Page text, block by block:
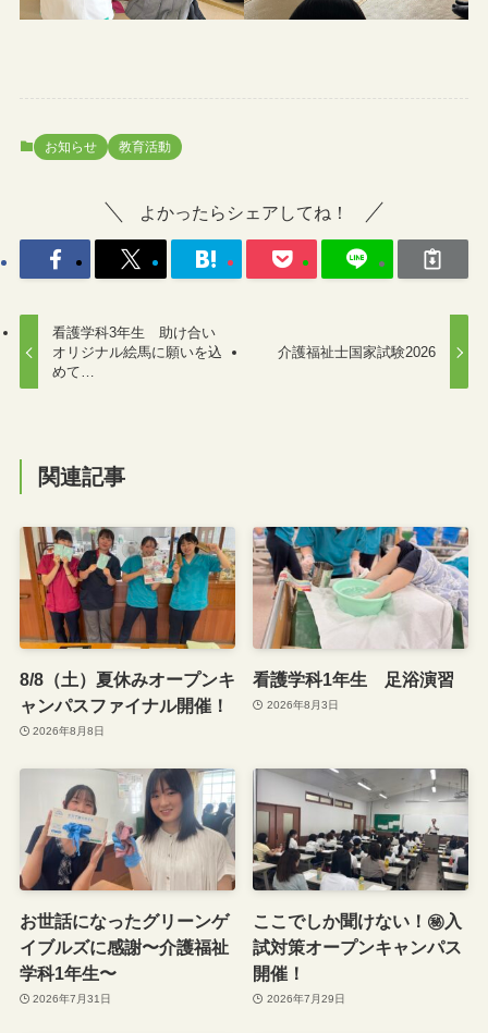
お知らせ 教育活動
よかったらシェアしてね！
看護学科3年生 助け合い
オリジナル絵馬に願いを込
めて…
介護福祉士国家試験2026
関連記事
8/8（土）夏休みオープンキ
ャンパスファイナル開催！
2026年8月8日
看護学科1年生 足浴演習
2026年8月3日
お世話になったグリーンゲ
イブルズに感謝〜介護福祉
学科1年生〜
2026年7月31日
ここでしか聞けない！㊙️入
試対策オープンキャンパス
開催！
2026年7月29日